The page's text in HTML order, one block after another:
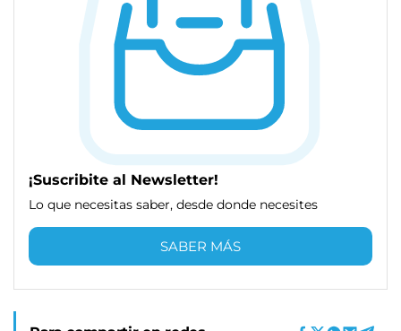
¡Suscribite al Newsletter!
Lo que necesitas saber, desde donde necesites
SABER MÁS